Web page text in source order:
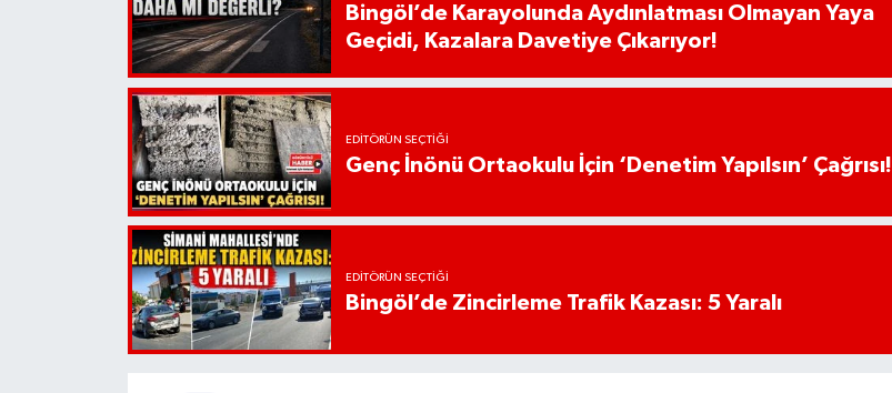
Bingöl’de Karayolunda Aydınlatması Olmayan Yaya
Geçidi, Kazalara Davetiye Çıkarıyor!
EDITÖRÜN SEÇTIĞI
Genç İnönü Ortaokulu İçin ‘Denetim Yapılsın’ Çağrısı!
EDITÖRÜN SEÇTIĞI
Bingöl’de Zincirleme Trafik Kazası: 5 Yaralı